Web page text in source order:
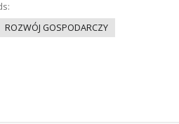
ROZWÓJ GOSPODARCZY